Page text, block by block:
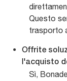
Questo
trasporto
Offrite
l'acquisto
Sì,